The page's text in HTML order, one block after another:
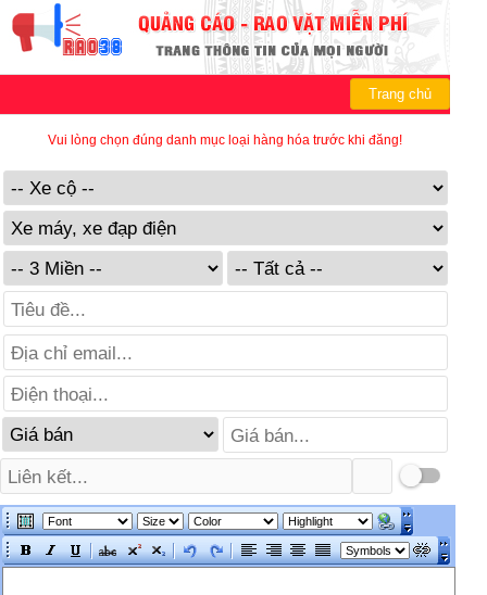
Trang chủ
Vui lòng chọn đúng danh mục loại hàng hóa trước khi đăng!